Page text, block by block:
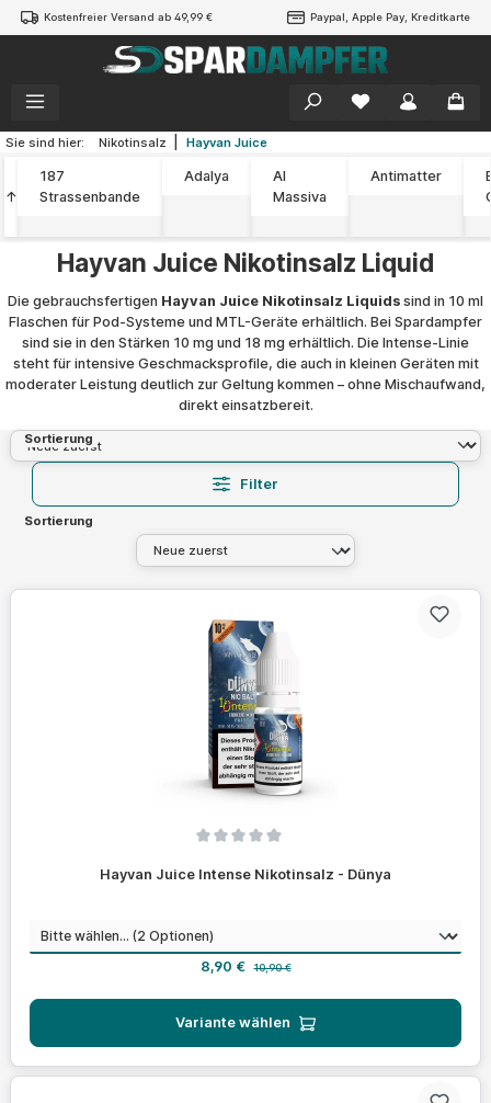
springen
Kostenfreier Versand ab 49,99 € Paypal, Apple Pay, Kreditkarte
Sie sind hier: Nikotinsalz Hayvan Juice
↑
187
Strassenbande
Adalya
Al
Massiva
Antimatter
Hayvan Juice Nikotinsalz Liquid
Die gebrauchsfertigen Hayvan Juice Nikotinsalz Liquids sind in 10 ml
Flaschen für Pod-Systeme und MTL-Geräte erhältlich. Bei Spardampfer
sind sie in den Stärken 10 mg und 18 mg erhältlich. Die Intense-Linie
steht für intensive Geschmacksprofile, die auch in kleinen Geräten mit
moderater Leistung deutlich zur Geltung kommen – ohne Mischaufwand,
direkt einsatzbereit.
Sortierung
Filter
Sortierung
Hayvan Juice Intense Nikotinsalz - Dünya
Nikotinstärkeauswählen
Verkaufspreis:
8,90 € Regulärer Preis:
10,90 €
Variante wählen